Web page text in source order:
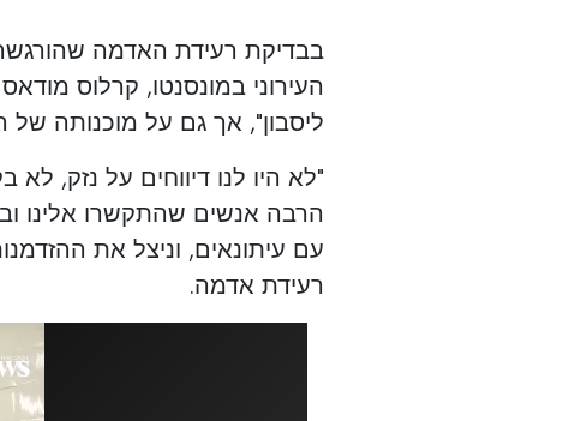
בבדיקת רעידת האדמה
העירוני במונסנטו, קרלוס
ליסבון", אך גם על מוכנותה
"לא היו לנו דיווחים על נזק,
הרבה אנשים שהתקשרו אלינו
עם עיתונאים, וניצל את
רעידת אדמה.